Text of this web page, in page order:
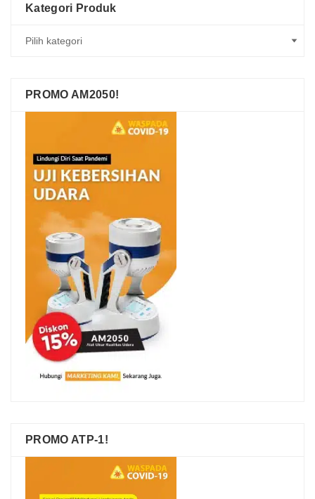
Kategori Produk
PROMO AM2050!
PROMO ATP-1!